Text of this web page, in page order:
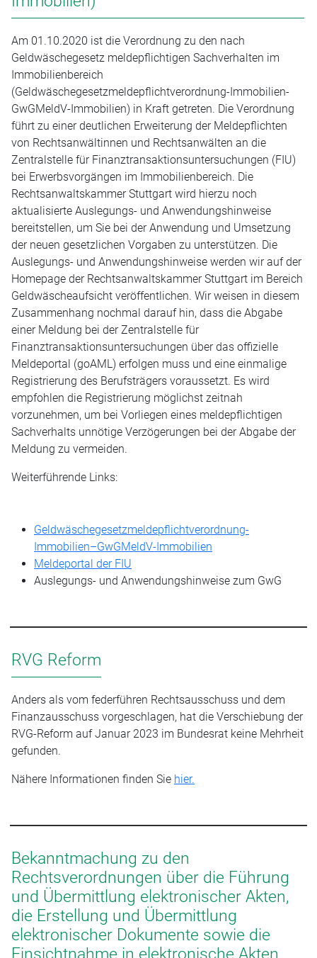
Am 01.10.2020 ist die Verordnung zu den nach
Geldwäschegesetz meldepflichtigen Sachverhalten im
Immobilienbereich
(Geldwäschegesetzmeldepflichtverordnung-Immobilien-
GwGMeldV-Immobilien) in Kraft getreten. Die Verordnung
führt zu einer deutlichen Erweiterung der Meldepflichten
von Rechtsanwältinnen und Rechtsanwälten an die
Zentralstelle für Finanztransaktionsuntersuchungen (FIU)
bei Erwerbsvorgängen im Immobilienbereich. Die
Rechtsanwaltskammer Stuttgart wird hierzu noch
aktualisierte Auslegungs- und Anwendungshinweise
bereitstellen, um Sie bei der Anwendung und Umsetzung
der neuen gesetzlichen Vorgaben zu unterstützen. Die
Auslegungs- und Anwendungshinweise werden wir auf der
Homepage der Rechtsanwaltskammer Stuttgart im Bereich
Geldwäscheaufsicht veröffentlichen. Wir weisen in diesem
Zusammenhang nochmal darauf hin, dass die Abgabe
einer Meldung bei der Zentralstelle für
Finanztransaktionsuntersuchungen über das offizielle
Meldeportal (goAML) erfolgen muss und eine einmalige
Registrierung des Berufsträgers voraussetzt. Es wird
empfohlen die Registrierung möglichst zeitnah
vorzunehmen, um bei Vorliegen eines meldepflichtigen
Sachverhalts unnötige Verzögerungen bei der Abgabe der
Meldung zu vermeiden.
Weiterführende Links:
Geldwäschegesetzmeldepflichtverordnung-
Immobilien–GwGMeldV-Immobilien
Meldeportal der FIU
Auslegungs- und Anwendungshinweise zum GwG
RVG Reform
Anders als vom federführen Rechtsausschuss und dem
Finanzausschuss vorgeschlagen, hat die Verschiebung der
RVG-Reform auf Januar 2023 im Bundesrat keine Mehrheit
gefunden.
Nähere Informationen finden Sie hier.
Bekanntmachung zu den
Rechtsverordnungen über die Führung
und Übermittlung elektronischer Akten,
die Erstellung und Übermittlung
elektronischer Dokumente sowie die
Einsichtnahme in elektronische Akten